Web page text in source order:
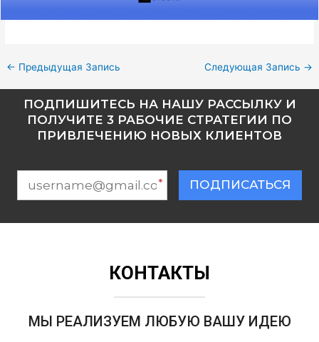
← Предыдущая Запись Следующая Запись →
ПОДПИШИТЕСЬ НА НАШУ РАССЫЛКУ И
ПОЛУЧИТЕ 3 РАБОЧИЕ СТРАТЕГИИ ПО
ПРИВЛЕЧЕНИЮ НОВЫХ КЛИЕНТОВ
* ПОДПИСАТЬСЯ
КОНТАКТЫ
МЫ РЕАЛИЗУЕМ ЛЮБУЮ ВАШУ ИДЕЮ